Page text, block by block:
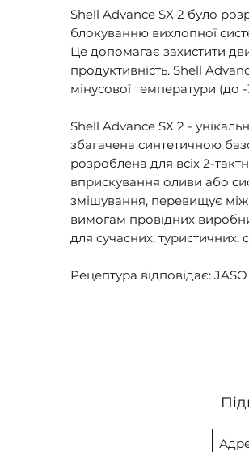
Shell Advance SX 2 було
блокуванню вихлопної
Це допомагає захистити
продуктивність. Shell
мінусової температури (до
Shell Advance SX 2 -
збагачена синтетичною
розроблена для всіх 2-
вприскування оливи або
змішування, перевищує
вимогам провідних
для сучасних, туристичних,
Рецептура відповідає: